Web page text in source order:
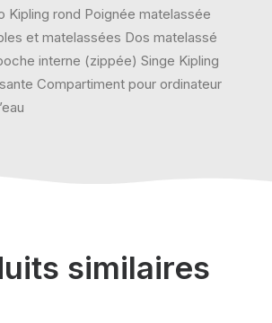
Kipling rond Poignée matelassée
et matelassées Dos matelassé
interne (zippée) Singe Kipling
Compartiment pour ordinateur
similaires